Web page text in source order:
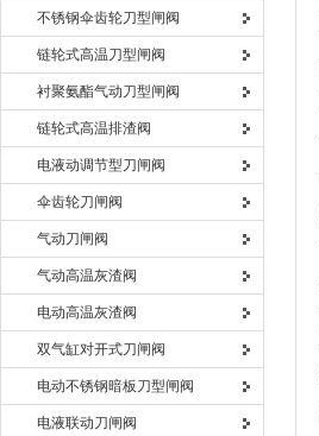
不锈钢伞齿轮刀型闸阀
链轮式高温刀型闸阀
衬聚氨酯气动刀型闸阀
链轮式高温排渣阀
电液动调节型刀闸阀
伞齿轮刀闸阀
气动刀闸阀
气动高温灰渣阀
电动高温灰渣阀
双气缸对开式刀闸阀
电动不锈钢暗板刀型闸阀
电液联动刀闸阀